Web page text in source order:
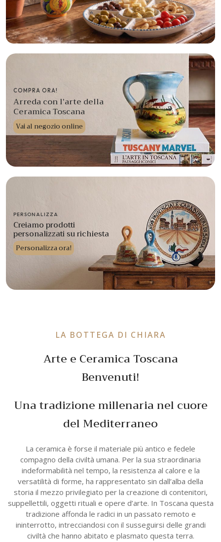
COMPRA ORA!
Arreda con l'arte della
Ceramica Toscana
Vai al negozio online
PERSONALIZZA
Creiamo prodotti
personalizzati su richiesta
Personalizza ora!
LA BOTTEGA DI CHIARA
Arte e Ceramica Toscana
Benvenuti!
Una tradizione millenaria nel cuore
del Mediterraneo
La ceramica è forse il materiale più antico e fedele
compagno della civiltà umana. Per la sua straordinaria
indeformabilità nel tempo, la resistenza al calore e la
versatilità di forme, ha rappresentato sin dall’alba della
storia il mezzo privilegiato per la creazione di contenitori,
suppellettili, oggetti rituali e opere d’arte. In Toscana questa
tradizione affonda le radici in un passato remoto e
ininterrotto, intrecciandosi con il susseguirsi delle grandi
civiltà che hanno abitato e plasmato questa terra.